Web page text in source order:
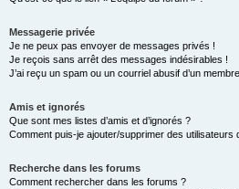
Messagerie privée
Je ne peux pas envoyer de messages privés !
Je reçois sans arrêt des messages indésirables !
J’ai reçu un spam ou un courriel abusif d’un
Amis et ignorés
Que sont mes listes d’amis et d’ignorés ?
Comment puis-je ajouter/supprimer des utilisateurs
Recherche dans les forums
Comment rechercher dans les forums ?